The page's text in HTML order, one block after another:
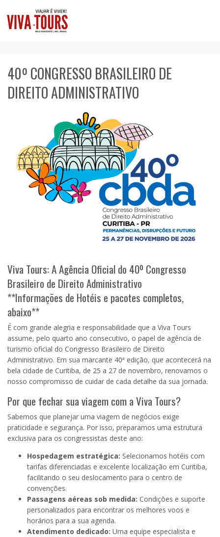
40º CONGRESSO BRASILEIRO DE
DIREITO ADMINISTRATIVO
Viva Tours: A Agência Oficial do 40º Congresso
Brasileiro de Direito Administrativo
**Informações de Hotéis e pacotes completos,
abaixo**
É com grande alegria e responsabilidade que a Viva Tours
assume, pelo quarto ano consecutivo, o papel de agência de
turismo oficial do Congresso Brasileiro de Direito
Administrativo. Em sua marcante 40ª edição, que acontecerá na
bela cidade de Curitiba, de 25 a 27 de novembro, renovamos o
nosso compromisso de cuidar de cada detalhe da sua jornada.
Por que fechar sua viagem com a Viva Tours?
Sabemos que planejar uma viagem de negócios exige
praticidade e segurança. Por isso, preparamos uma estrutura
exclusiva para os congressistas deste ano:
Hospedagem estratégica: Selecionamos hotéis com
tarifas diferenciadas e excelente localização em Curitiba,
facilitando o seu deslocamento para o centro de
convenções.
Passagens aéreas sob medida: Condições e suporte
personalizados para encontrar os melhores voos e
horários para a sua agenda.
Atendimento dedicado: Uma equipe especialista e